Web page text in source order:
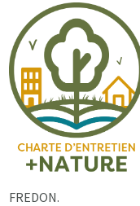
FREDON.